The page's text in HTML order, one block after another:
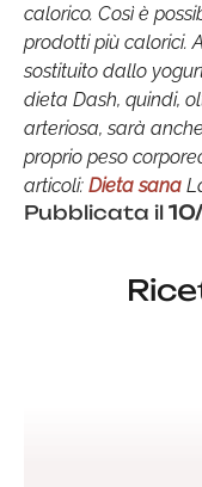
calorico. Così è
prodotti più calorici.
sostituito dallo
dieta Dash, quindi,
arteriosa, sarà
proprio peso
articoli: Dieta sana
Pubblicata il